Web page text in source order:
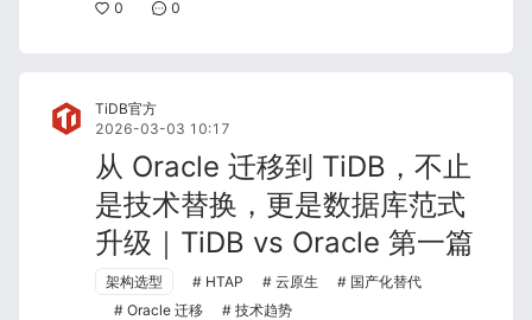
0 0
TiDB官方
2026-03-03 10:17
从 Oracle 迁移到 TiDB，不止
是技术替换，更是数据库范式
升级｜TiDB vs Oracle 第一篇
架构选型 HTAP 云原生
国产化替代
Oracle 迁移
技术趋势